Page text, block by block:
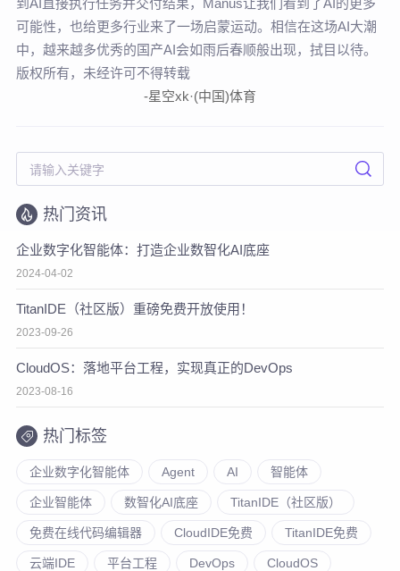
到AI直接执行任务并交付结果，Manus让我们看到了AI的更多
可能性，也给更多行业来了一场启蒙运动。相信在这场AI大潮
中，越来越多优秀的国产AI会如雨后春顺般出现，拭目以待。
版权所有，未经许可不得转载
-星空xk·(中国)体育
热门资讯
企业数字化智能体：打造企业数智化AI底座
2024-04-02
TitanIDE（社区版）重磅免费开放使用！
2023-09-26
CloudOS：落地平台工程，实现真正的DevOps
2023-08-16
热门标签
企业数字化智能体 Agent AI 智能体
企业智能体 数智化AI底座 TitanIDE（社区版）
免费在线代码编辑器 CloudIDE免费 TitanIDE免费
云端IDE 平台工程 DevOps CloudOS